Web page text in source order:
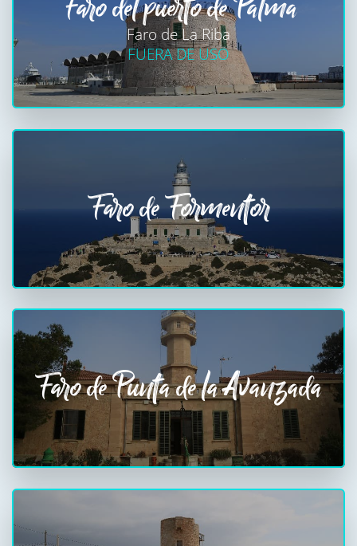
Faro de La Riba
FUERA DE USO
Faro de Formentor
Faro de Punta de la Avanzada